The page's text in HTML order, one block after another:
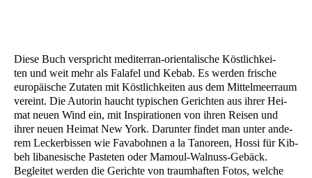
Die­se Buch ver­spricht medi­ter­ran-ori­en­ta­li­sche Köst­lich­kei­
ten und weit mehr als Fal­a­fel und Kebab. Es wer­den fri­sche
euro­päi­sche Zuta­ten mit Köst­lich­kei­ten aus dem Mit­tel­meer­raum
ver­eint. Die Autorin haucht typi­schen Gerich­ten aus ihrer Hei­
mat neu­en Wind ein, mit Inspi­ra­tio­nen von ihren Rei­sen und
ihrer neu­en Hei­mat New York. Dar­un­ter fin­det man unter ande­
rem Lecker­bis­sen wie Fav­a­boh­nen a la Tan­oreen, Hos­si für Kib­
beh liba­ne­si­sche Pas­te­ten oder Mamoul-Wal­nuss-Gebäck.
Beglei­tet wer­den die Gerich­te von traum­haf­ten Fotos, wel­che